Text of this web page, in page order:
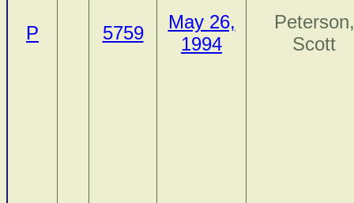
P 5759
May 26,
1994
Peterson,
Scott